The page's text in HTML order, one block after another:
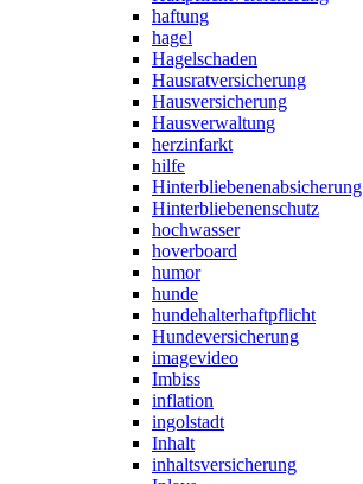
haftung
hagel
Hagelschaden
Hausratversicherung
Hausversicherung
Hausverwaltung
herzinfarkt
hilfe
Hinterbliebenenabsicherung
Hinterbliebenenschutz
hochwasser
hoverboard
humor
hunde
hundehalterhaftpflicht
Hundeversicherung
imagevideo
Imbiss
inflation
ingolstadt
Inhalt
inhaltsversicherung